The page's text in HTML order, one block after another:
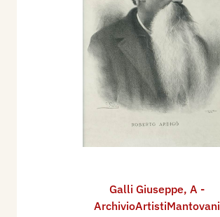
Galli Giuseppe, A -
ArchivioArtistiMantovani